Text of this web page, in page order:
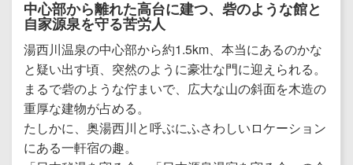
中心部から離れた高台に建つ、砦のような館と
自家源泉を守る苦労人
湯西川温泉の中心部から約1.5km、本当にあるのかな
と疑い出す頃、突然のように豪壮な門に迎えられる。
まるで砦のような佇まいで、広大な山の斜面を木造の
重厚な建物が占める。
たしかに、奥湯西川と呼ぶにふさわしいロケーション
にある一軒宿の趣。